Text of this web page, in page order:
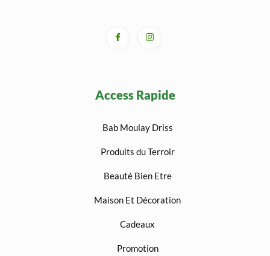
Access Rapide
Bab Moulay Driss
Produits du Terroir
Beauté Bien Etre
Maison Et Décoration
Cadeaux
Promotion